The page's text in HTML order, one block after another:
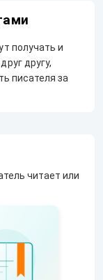
получать и
другу,
писателя за
читает или